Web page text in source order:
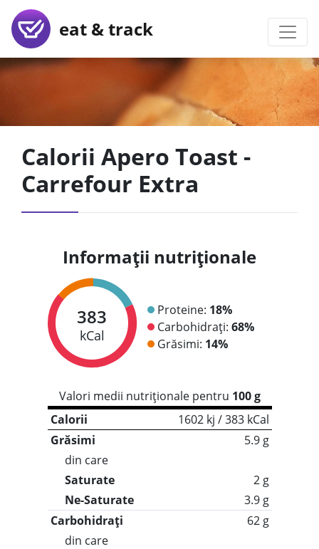
eat & track
Calorii Apero Toast -
Carrefour Extra
Informații nutriționale
383
kCal
Proteine: 18%
Carbohidrați: 68%
Grăsimi: 14%
Valori medii nutriționale pentru 100 g
Calorii
1602 kj / 383 kCal
Grăsimi
5.9 g
din care
Saturate
2 g
Ne-Saturate
3.9 g
Carbohidrați
62 g
din care